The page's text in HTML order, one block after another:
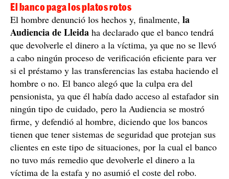
El banco paga los platos rotos
El hombre denunció los hechos y, finalmente, la
Audiencia de Lleida ha declarado que el banco tendrá
que devolverle el dinero a la víctima, ya que no se llevó
a cabo ningún proceso de verificación eficiente para ver
si el préstamo y las transferencias las estaba haciendo el
hombre o no. El banco alegó que la culpa era del
pensionista, ya que él había dado acceso al estafador sin
ningún tipo de cuidado, pero la Audiencia se mostró
firme, y defendió al hombre, diciendo que los bancos
tienen que tener sistemas de seguridad que protejan sus
clientes en este tipo de situaciones, por la cual el banco
no tuvo más remedio que devolverle el dinero a la
víctima de la estafa y no asumió el coste del robo.